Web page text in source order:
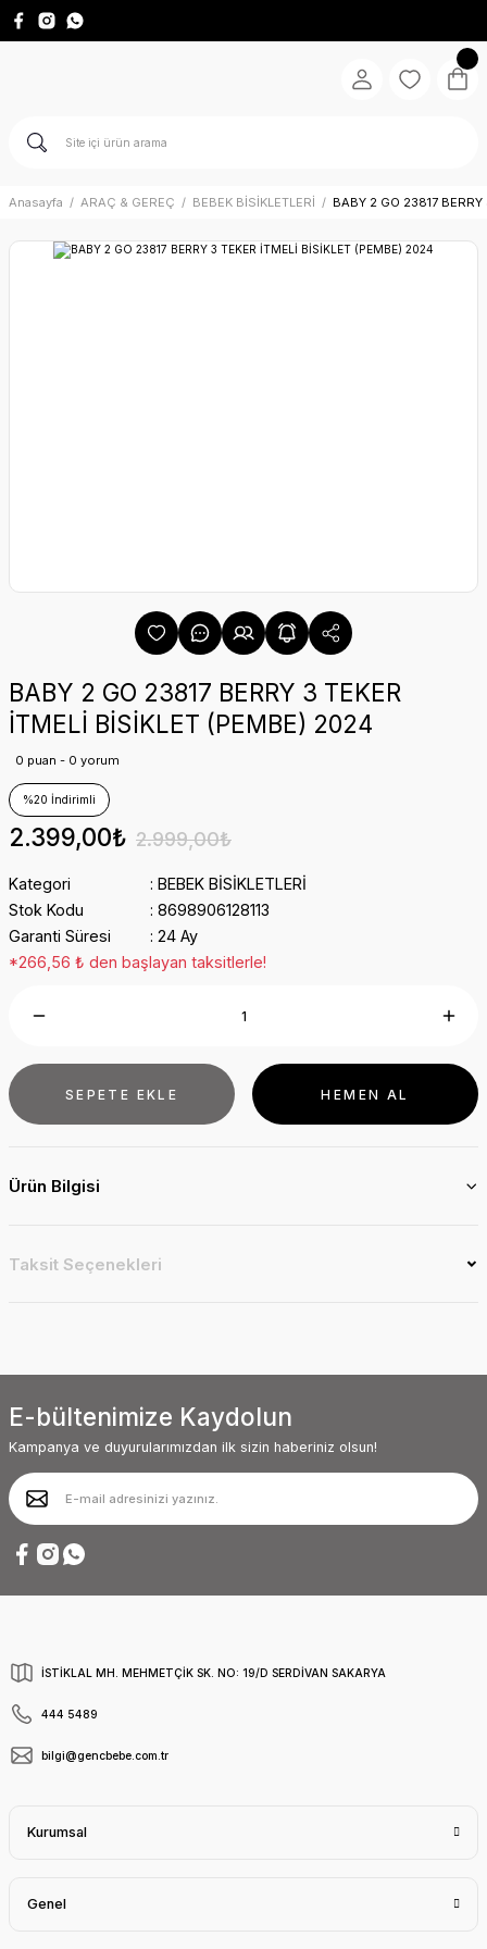
Anasayfa ARAÇ & GEREÇ BEBEK BİSİKLETLERİ BABY 2 GO 23817
BABY 2 GO 23817 BERRY 3 TEKER
İTMELİ BİSİKLET (PEMBE) 2024
0 puan - 0 yorum
%20 İndirimli
2.399,00₺ 2.999,00₺
Kategori
BEBEK BİSİKLETLERİ
Stok Kodu
8698906128113
Garanti Süresi
24 Ay
*266,56 ₺ den başlayan taksitlerle!
SEPETE EKLE HEMEN AL
Ürün Bilgisi
Taksit Seçenekleri
E-bültenimize Kaydolun
Kampanya ve duyurularımızdan ilk sizin haberiniz olsun!
İSTİKLAL MH. MEHMETÇİK SK. NO: 19/D SERDİVAN SAKARYA
444 5489
bilgi@gencbebe.com.tr
Kurumsal
Genel